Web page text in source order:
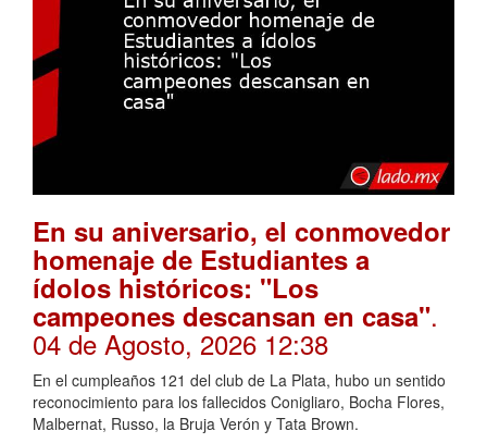
En su aniversario, el conmovedor
homenaje de Estudiantes a
ídolos históricos: "Los
campeones descansan en casa".
04 de Agosto, 2026 12:38
En el cumpleaños 121 del club de La Plata, hubo un sentido
reconocimiento para los fallecidos Conigliaro, Bocha Flores,
Malbernat, Russo, la Bruja Verón y Tata Brown.